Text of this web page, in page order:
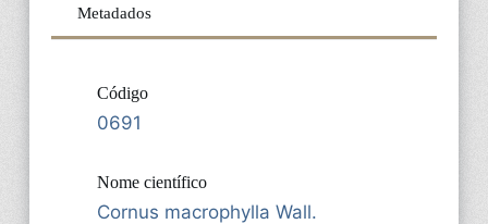
Metadados
Código
0691
Nome científico
Cornus macrophylla Wall.